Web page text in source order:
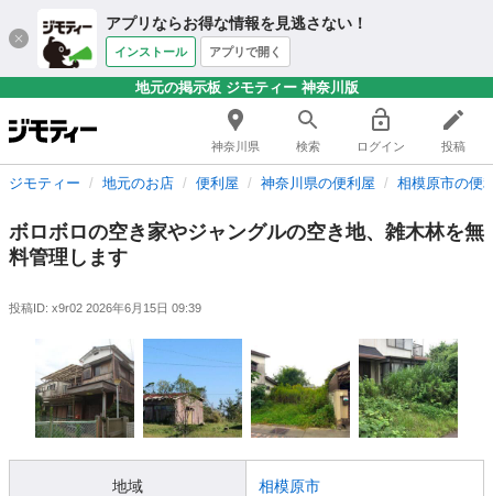
アプリならお得な情報を見逃さない！
インストール アプリで開く
地元の掲示板 ジモティー 神奈川版
神奈川県 検索 ログイン 投稿
ジモティー 地元のお店 便利屋 神奈川県の便利屋 相模原市の便
ボロボロの空き家やジャングルの空き地、雑木林を無
料管理します
投稿ID: x9r02 2026年6月15日 09:39
地域 相模原市